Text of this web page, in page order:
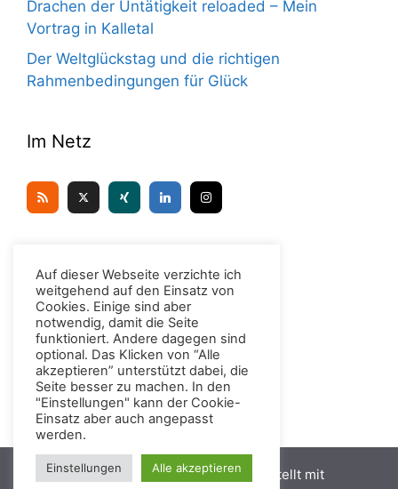
Drachen der Untätigkeit reloaded – Mein
Vortrag in Kalletal
Der Weltglückstag und die richtigen
Rahmenbedingungen für Glück
Im Netz
Kontakt
Dr. Christian H. Meyer
Unter den Eichen 6
D-49439 Steinfeld (Oldenburg)
Tel.: 0176 / 96 99 55 66
E-Mail: mail at christianhmeyer.de
© 2026 Christian H. Meyer
• Erstellt mit
Auf dieser Webseite verzichte ich
weitgehend auf den Einsatz von
Cookies. Einige sind aber
notwendig, damit die Seite
funktioniert. Andere dagegen sind
optional. Das Klicken von “Alle
akzeptieren” unterstützt dabei, die
Seite besser zu machen. In den
"Einstellungen" kann der Cookie-
Einsatz aber auch angepasst
werden.
Einstellungen Alle akzeptieren